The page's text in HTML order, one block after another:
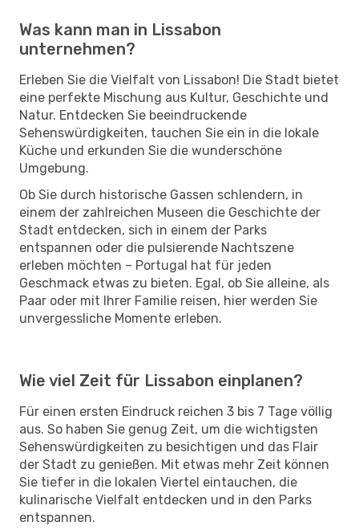
Was kann man in Lissabon
unternehmen?
Erleben Sie die Vielfalt von Lissabon! Die Stadt bietet
eine perfekte Mischung aus Kultur, Geschichte und
Natur. Entdecken Sie beeindruckende
Sehenswürdigkeiten, tauchen Sie ein in die lokale
Küche und erkunden Sie die wunderschöne
Umgebung.
Ob Sie durch historische Gassen schlendern, in
einem der zahlreichen Museen die Geschichte der
Stadt entdecken, sich in einem der Parks
entspannen oder die pulsierende Nachtszene
erleben möchten – Portugal hat für jeden
Geschmack etwas zu bieten. Egal, ob Sie alleine, als
Paar oder mit Ihrer Familie reisen, hier werden Sie
unvergessliche Momente erleben.
Wie viel Zeit für Lissabon einplanen?
Für einen ersten Eindruck reichen 3 bis 7 Tage völlig
aus. So haben Sie genug Zeit, um die wichtigsten
Sehenswürdigkeiten zu besichtigen und das Flair
der Stadt zu genießen. Mit etwas mehr Zeit können
Sie tiefer in die lokalen Viertel eintauchen, die
kulinarische Vielfalt entdecken und in den Parks
entspannen.